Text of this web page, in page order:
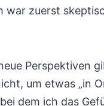
war zuerst
Perspektiven
um etwas „in
dem ich das